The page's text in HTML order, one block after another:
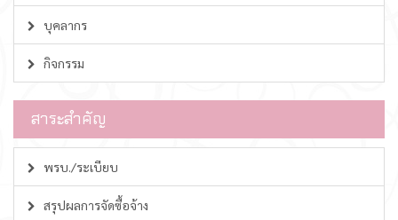
บุคลากร
กิจกรรม
สาระสำคัญ
พรบ./ระเบียบ
สรุปผลการจัดซื้อจ้าง